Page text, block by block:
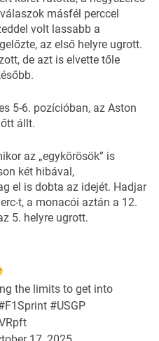
másfél perccel
volt lassabb a
az első helyre ugrott.
de azt is elvette tőle
5-6. pozícióban, az Aston
állt.
az „egykörösök” is
két hibával,
el is dobta az idejét. Hadjar
t, a monacói aztán a 12.
5. helyre ugrott.
the limits to get into
#USGP